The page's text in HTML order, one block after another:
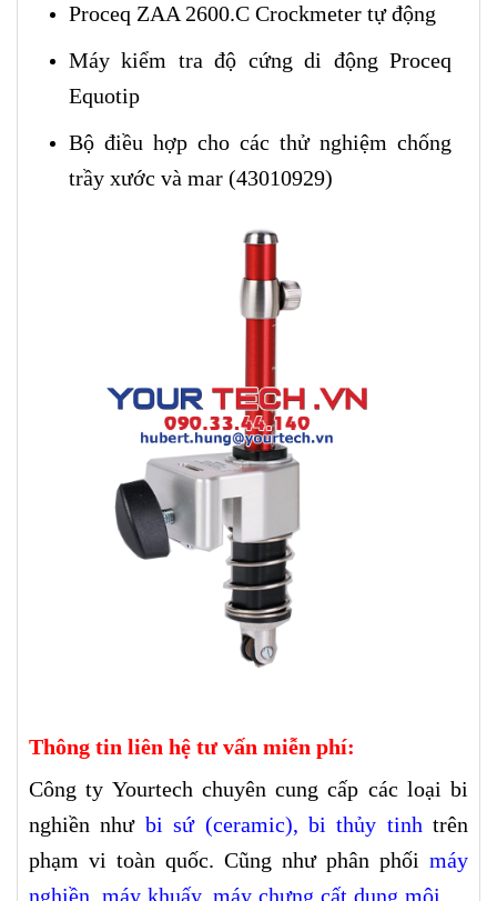
Proceq ZAA 2600.C Crockmeter tự động
Máy kiểm tra độ cứng di động Proceq
Equotip
Bộ điều hợp cho các thử nghiệm chống
trầy xước và mar (43010929)
Thông tin liên hệ tư vấn miễn phí:
Công ty Yourtech chuyên cung cấp các loại bi
nghiền như bi sứ (ceramic), bi thủy tinh trên
phạm vi toàn quốc. Cũng như phân phối máy
nghiền máy khuấy, máy chưng cất dung môi